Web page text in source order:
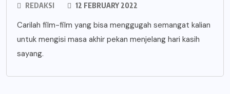
REDAKSI 12 FEBRUARY 2022
Carilah film-film yang bisa menggugah semangat kalian
untuk mengisi masa akhir pekan menjelang hari kasih
sayang.